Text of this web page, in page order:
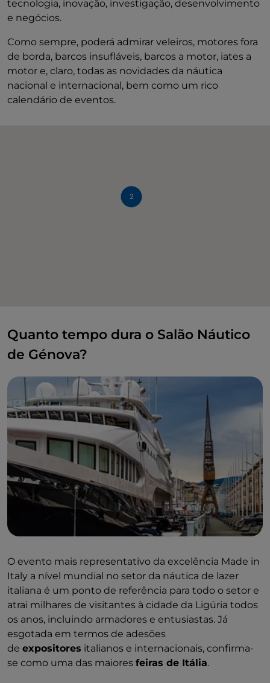
tecnologia, inovação, investigação, desenvolvimento
e negócios.
Como sempre, poderá admirar veleiros, motores fora
de borda, barcos insufláveis, barcos a motor, iates a
motor e, claro, todas as novidades da náutica
nacional e internacional, bem como um rico
calendário de eventos.
2
Quanto tempo dura o Salão Náutico
de Génova?
O evento mais representativo da excelência Made in
Italy a nível mundial no setor da náutica de lazer
italiana é um ponto de referência para todo o setor e
atrai milhares de visitantes à cidade da Ligúria todos
os anos, incluindo armadores e entusiastas. Já
esgotada em termos de adesões
de expositores italianos e internacionais, confirma-
se como uma das maiores feiras de Itália.